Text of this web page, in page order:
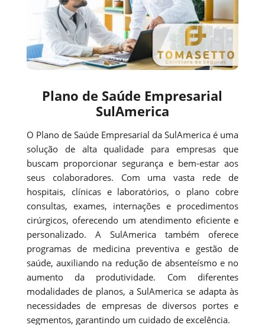
Plano de Saúde Empresarial
SulAmerica
O Plano de Saúde Empresarial da SulAmerica é uma
solução de alta qualidade para empresas que
buscam proporcionar segurança e bem-estar aos
seus colaboradores. Com uma vasta rede de
hospitais, clínicas e laboratórios, o plano cobre
consultas, exames, internações e procedimentos
cirúrgicos, oferecendo um atendimento eficiente e
personalizado. A SulAmerica também oferece
programas de medicina preventiva e gestão de
saúde, auxiliando na redução de absenteísmo e no
aumento da produtividade. Com diferentes
modalidades de planos, a SulAmerica se adapta às
necessidades de empresas de diversos portes e
segmentos, garantindo um cuidado de excelência.